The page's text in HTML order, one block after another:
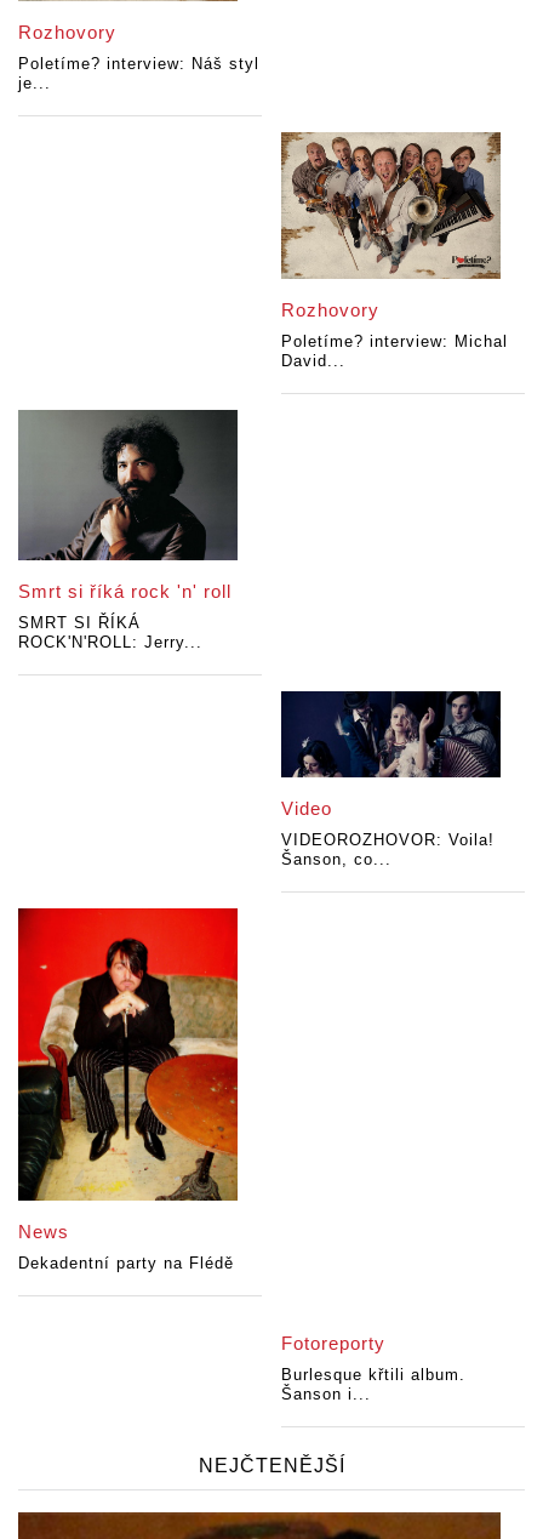
Rozhovory
Poletíme? interview: Náš styl
je...
Rozhovory
Poletíme? interview: Michal
David...
Smrt si říká rock 'n' roll
SMRT SI ŘÍKÁ
ROCK'N'ROLL: Jerry...
Video
VIDEOROZHOVOR: Voila!
Šanson, co...
News
Dekadentní party na Flédě
Fotoreporty
Burlesque křtili album.
Šanson i...
NEJČTENĚJŠÍ